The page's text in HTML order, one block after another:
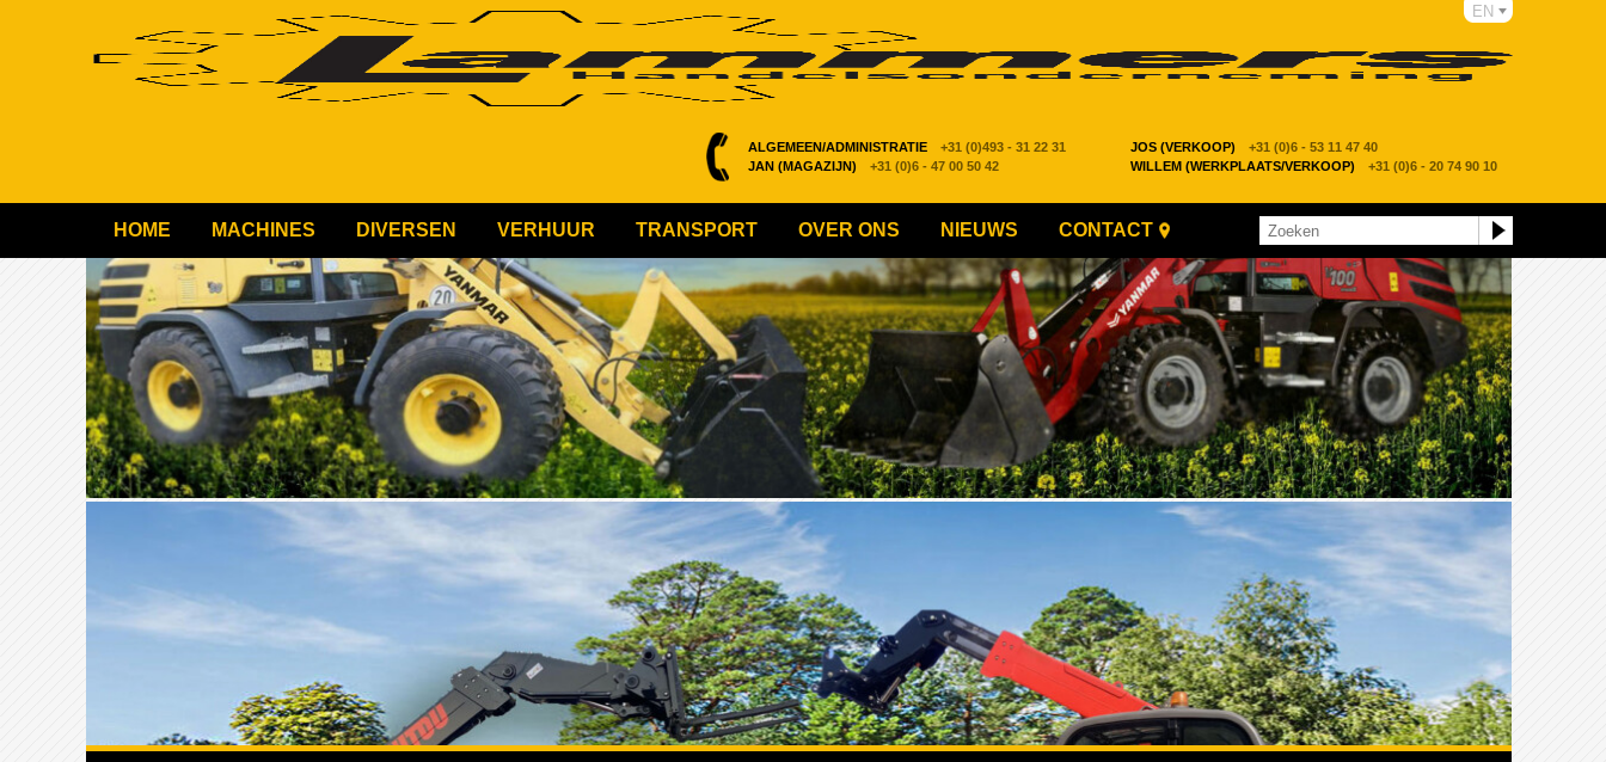
ALGEMEEN/ADMINISTRATIE +31 (0)493 - 31 22 31 JOS (VERKOOP)
+31 (0)6 - 53 11 47 40
JAN (MAGAZIJN)
+31 (0)6 - 47 00 50 42 WILLEM (WERKPLAATS/VERKOOP) +31 (0)6 - 20 74 90 10
EN
HOME MACHINES DIVERSEN VERHUUR TRANSPORT OVER ONS NIEUWS CONTACT